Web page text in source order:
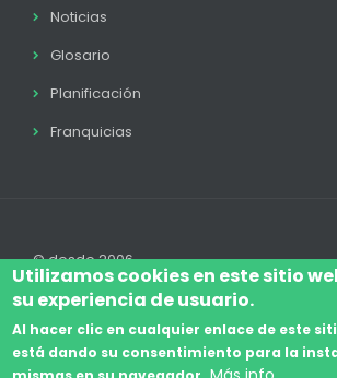
Noticias
Glosario
Planificación
Franquicias
© desde 2006
Aviso Legal Legal
Utilizamos cookies en este sitio
su experiencia de usuario.
Al hacer clic en cualquier enlace de este
está dando su consentimiento para la